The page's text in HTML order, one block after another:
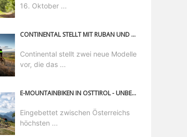
16. Oktober ...
CONTINENTAL STELLT MIT RUBAN UND ERUBAN PLUS NEUE REIFENKATEGORIE VOR
Continental stellt zwei neue Modelle
vor, die das ...
E-MOUNTAINBIKEN IN OSTTIROL - UNBERÜHRTE NATUR ZWISCHEN ÖSTERREICHS HÖCHSTEN GIPFELN ENTDECKEN
Eingebettet zwischen Österreichs
höchsten ...